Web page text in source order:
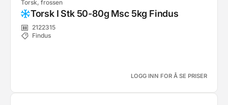
Torsk, frossen
Torsk I Stk 50-80g Msc 5kg Findus
2122315
Findus
LOGG INN FOR Å SE PRISER